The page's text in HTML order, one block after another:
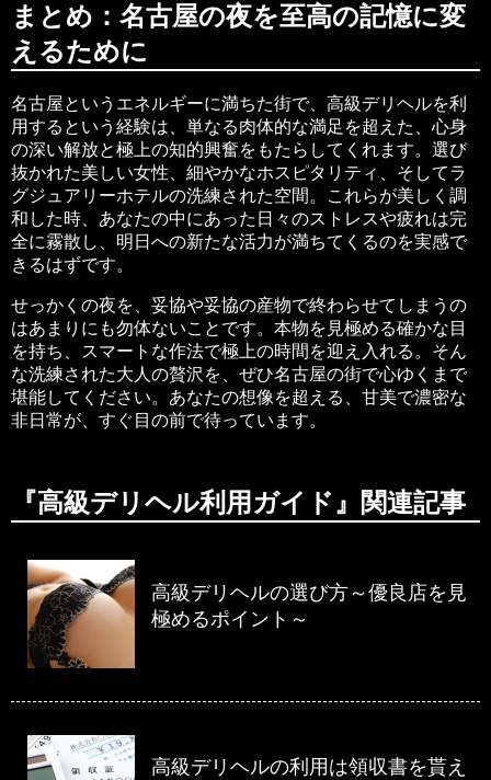
まとめ：名古屋の夜を至高の記憶に変
えるために
名古屋というエネルギーに満ちた街で、高級デリヘルを利
用するという経験は、単なる肉体的な満足を超えた、心身
の深い解放と極上の知的興奮をもたらしてくれます。選び
抜かれた美しい女性、細やかなホスピタリティ、そしてラ
グジュアリーホテルの洗練された空間。これらが美しく調
和した時、あなたの中にあった日々のストレスや疲れは完
全に霧散し、明日への新たな活力が満ちてくるのを実感で
きるはずです。
せっかくの夜を、妥協や妥協の産物で終わらせてしまうの
はあまりにも勿体ないことです。本物を見極める確かな目
を持ち、スマートな作法で極上の時間を迎え入れる。そん
な洗練された大人の贅沢を、ぜひ名古屋の街で心ゆくまで
堪能してください。あなたの想像を超える、甘美で濃密な
非日常が、すぐ目の前で待っています。
『高級デリヘル利用ガイド』関連記事
高級デリヘルの選び方～優良店を見
極めるポイント～
高級デリヘルの利用は領収書を貰え